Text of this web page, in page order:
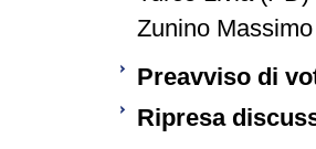
Zunino
Preavviso di
Ripresa